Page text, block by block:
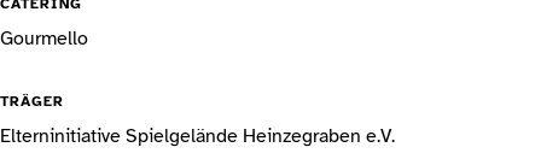
Gourmello
TRÄGER
Elterninitiative Spielgelände Heinzegraben e.V.